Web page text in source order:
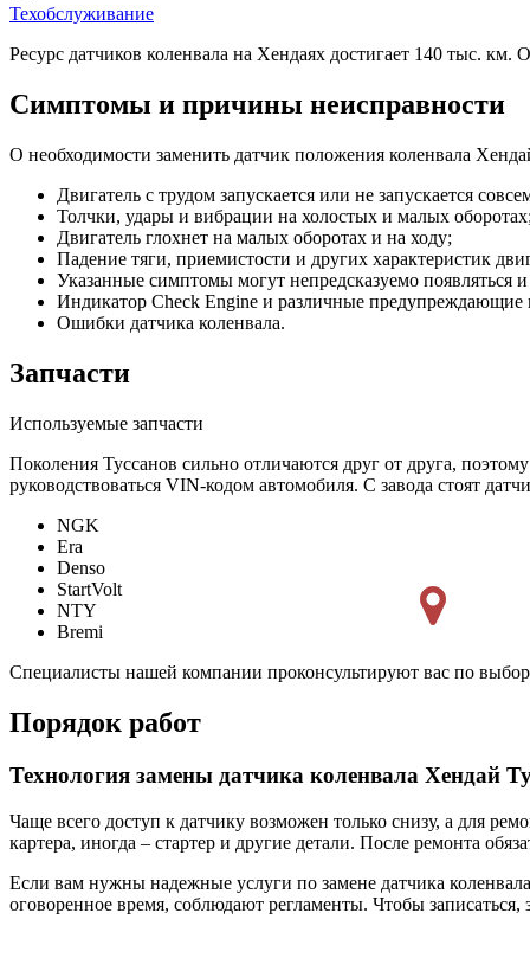
Техобслуживание
Ресурс датчиков коленвала на Хендаях достигает 140 тыс.
Симптомы и причины неисправности
О необходимости заменить датчик положения коленвала
Двигатель с трудом запускается или не запускается
Толчки, удары и вибрации на холостых и малых оборотах;
Двигатель глохнет на малых оборотах и на ходу;
Падение тяги, приемистости и других характеристик
Указанные симптомы могут непредсказуемо появляться и
Индикатор Check Engine и различные предупреждающие
Ошибки датчика коленвала.
Запчасти
Используемые запчасти
Поколения Туссанов сильно отличаются друг от друга,
руководствоваться VIN-кодом автомобиля. С завода стоят
NGK
Era
Denso
StartVolt
NTY
Bremi
Специалисты нашей компании проконсультируют вас по
Порядок работ
Технология замены датчика коленвала Хендай
Чаще всего доступ к датчику возможен только снизу, а для
картера, иногда – стартер и другие детали. После ремонта
Если вам нужны надежные услуги по замене датчика
оговоренное время, соблюдают регламенты. Чтобы